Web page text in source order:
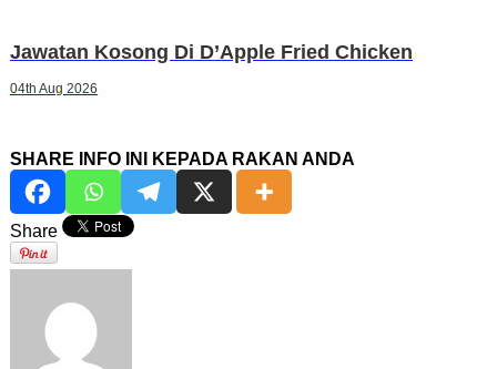
Jawatan Kosong Di D’Apple Fried Chicken
04th Aug 2026
SHARE INFO INI KEPADA RAKAN ANDA
Share